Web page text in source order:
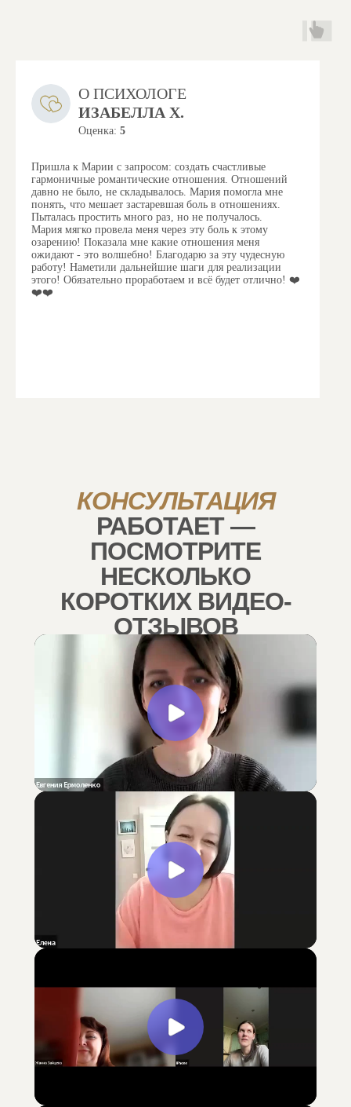
О ПСИХОЛОГЕ
ИЗАБЕЛЛА Х.
Оценка: 5
Пришла к Марии с запросом: создать счастливые
гармоничные романтические отношения. Отношений
давно не было, не складывалось. Мария помогла мне
понять, что мешает застаревшая боль в отношениях.
Пыталась простить много раз, но не получалось.
Мария мягко провела меня через эту боль к этому
озарению! Показала мне какие отношения меня
ожидают - это волшебно! Благодарю за эту чудесную
работу! Наметили дальнейшие шаги для реализации
этого! Обязательно проработаем и всё будет отлично! ❤️
❤️❤️
КОНСУЛЬТАЦИЯ
РАБОТАЕТ —
ПОСМОТРИТЕ
НЕСКОЛЬКО
КОРОТКИХ ВИДЕО-
ОТЗЫВОВ